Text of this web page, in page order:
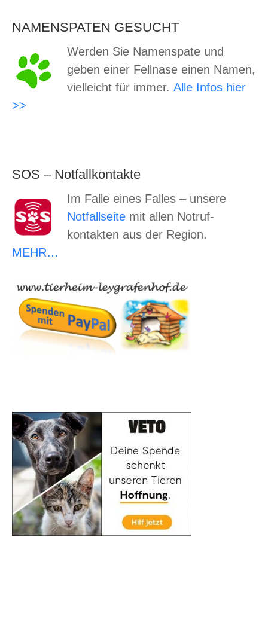
NAMENSPATEN GESUCHT
Werden Sie Namenspate und
geben einer Fellnase einen Namen,
vielleicht für immer. Alle Infos hier
>>
SOS – Notfallkontakte
Im Falle eines Falles – unsere
Notfallseite mit allen Notruf-
kontakten aus der Region.
MEHR…